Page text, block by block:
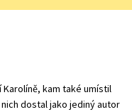
Počítače
Poezie
Karolíně, kam také umístil
dostal jako jediný autor